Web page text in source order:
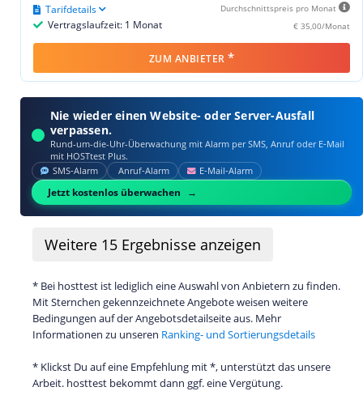
Durchschnittspreis pro Monat
€ 35,00/Monat
Vertragslaufzeit: 1 Monat
Tarifdetails
ZUM ANBIETER *
Nie wieder einen Website- oder Server-Ausfall
verpassen.
Rund-um-die-Uhr-Überwachung mit Alarm per SMS, Anruf oder E‑Mail
mit HOSTtest Plus.
SMS‑Alarm Anruf‑Alarm E‑Mail‑Alarm
Jetzt kostenlos überwachen
Weitere 15 Ergebnisse anzeigen
* Bei hosttest ist lediglich eine Auswahl von Anbietern zu finden.
Mit Sternchen gekennzeichnete Angebote weisen weitere
Bedingungen auf der Angebotsdetailseite aus. Mehr
Informationen zu unseren Ranking- und Sortierungsdetails
* Klickst Du auf eine Empfehlung mit *, unterstützt das unsere
Arbeit. hosttest bekommt dann ggf. eine Vergütung.